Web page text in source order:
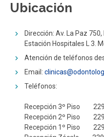
ESTUDIANTES
FUNCIONARIOS
Ubicación
Dirección: Av. La Paz
Estación Hospitales L 3.
Atención de teléfonos
Email: c
Teléfonos:
Recepción 3º Piso
Recepción 2º Piso
Recepción 1º Piso